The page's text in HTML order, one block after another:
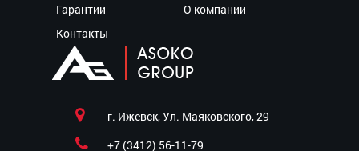
Гарантии
О компании
Контакты
г. Ижевск, Ул. Маяковского, 29
+7 (3412) 56-11-79